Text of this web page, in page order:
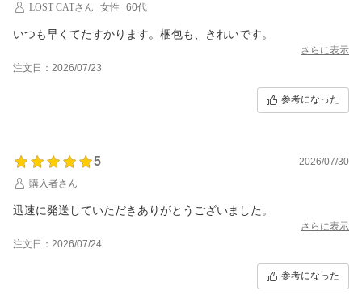
LOST CATさん
女性 60代
いつも早くてたすかります。梱包も、きれいです。
さらに表示
注文日：2026/07/23
参考になった
5
2026/07/30
購入者さん
迅速に発送していただきありがとうございました。
さらに表示
注文日：2026/07/24
参考になった